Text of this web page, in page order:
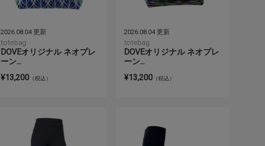
2026.08.04 更新
totebag
DOVEオリジナル ネオプレ
ーン...
¥13,200 （税込）
2026.08.04 更新
totebag
DOVEオリジナル ネオプレ
ーン...
¥13,200 （税込）